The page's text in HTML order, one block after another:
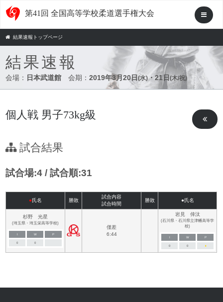
第41回 全国高等学校柔道選手権大会
結果速報トップページ
結果速報
会場： 日本武道館 会期：2019年3月20日(水)・21日(木/祝)
個人戦 男子73kg級
試合結果
試合場:4 / 試合順:31
●氏名 勝敗
試合内容
試合時間
勝敗 ●氏名
杉野 光星
(埼玉県・埼玉栄高等学校)
W P
0 0
僅差
6:44
岩見 倖汰
(石川県・石川県立津幡高等学
校)
W P
0 0 ■